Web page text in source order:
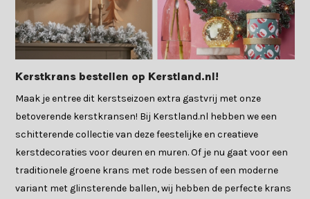
Kerstkrans bestellen op Kerstland.nl!
Maak je entree dit kerstseizoen extra gastvrij met onze
betoverende kerstkransen! Bij Kerstland.nl hebben we een
schitterende collectie van deze feestelijke en creatieve
kerstdecoraties voor deuren en muren. Of je nu gaat voor een
traditionele groene krans met rode bessen of een moderne
variant met glinsterende ballen, wij hebben de perfecte krans